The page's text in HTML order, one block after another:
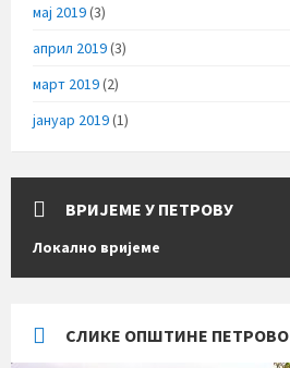
мај 2019(3)
април 2019(3)
март 2019(2)
јануар 2019(1)
ВРИЈЕМЕ У ПЕТРОВУ
Локално вријеме
СЛИКЕ ОПШТИНЕ ПЕТРОВО